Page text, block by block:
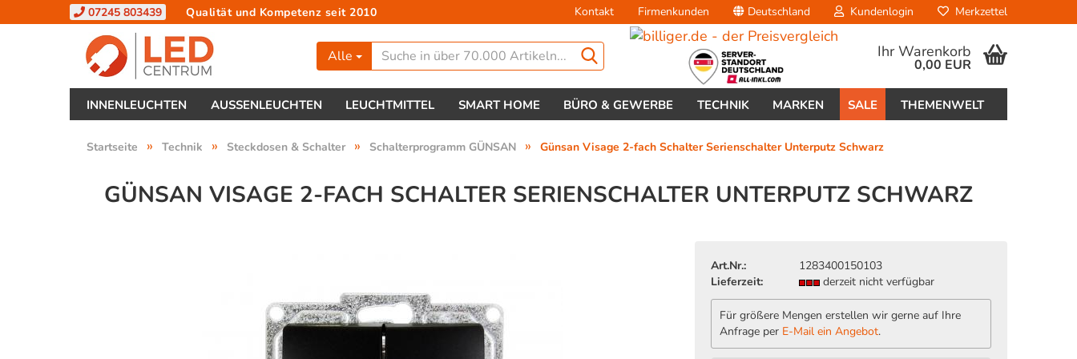
07245 803439 Qualität und Kompetenz seit 2010 Kontakt Firmenkunden Deutschland
Lieferland
Kundenlogin
Passwort vergessen?
Merkzettel
Alle Ihr Warenkorb
0,00 EUR
INNENLEUCHTEN AUSSENLEUCHTEN LEUCHTMITTEL SMART HOME BÜRO & GEWERBE TECHNIK MARKEN SALE THEMENWELT
Startseite » Technik » Steckdosen & Schalter » Schalterprogramm GÜNSAN » Günsan Visage 2-fach Schalter Serienschalter Unterputz Schwarz
GÜNSAN VISAGE 2-FACH SCHALTER SERIENSCHALTER UNTERPUTZ SCHWARZ
Art.Nr.:
1283400150103
Lieferzeit:
derzeit nicht verfügbar
Für größere Mengen erstellen wir gerne auf Ihre
Anfrage per E-Mail ein Angebot.